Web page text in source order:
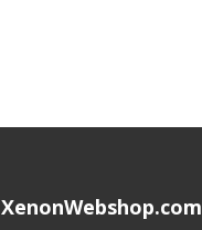
XenonWebshop.com